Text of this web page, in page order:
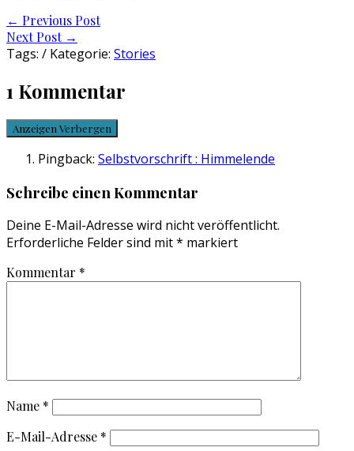
Post
navigation
← Previous Post
Next Post →
Tags: / Kategorie: Stories
1 Kommentar
Anzeigen Verbergen
Pingback: Selbstvorschrift : Himmelende
Schreibe einen Kommentar
Deine E-Mail-Adresse wird nicht veröffentlicht.
Erforderliche Felder sind mit* markiert
Kommentar *
Name *
E-Mail-Adresse *